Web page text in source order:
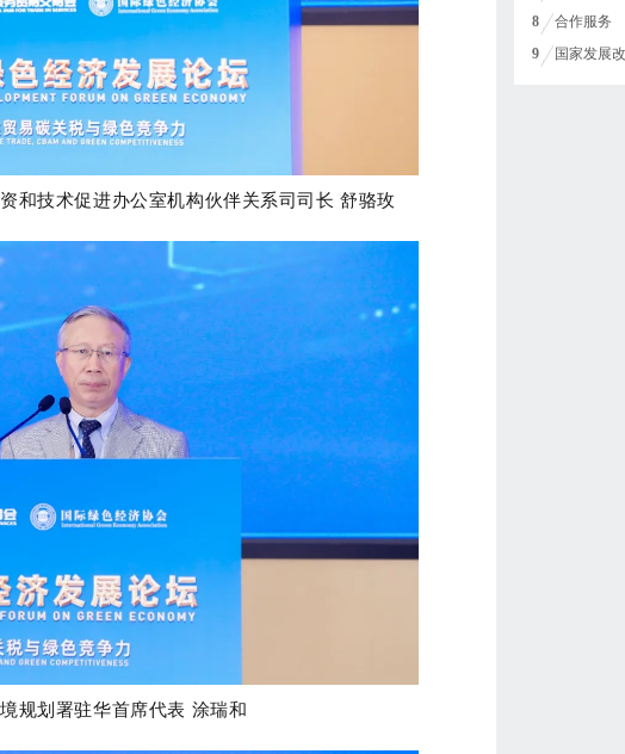
和技术促进办公室机构伙伴关系司司长 舒骆玫
规划署驻华首席代表 涂瑞和
8
合作服务
9
国家发展